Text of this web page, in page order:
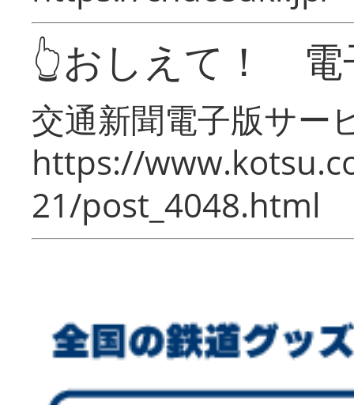
👆おしえて！ 電
交通新聞電子版サー
https://
21/post_4048.html